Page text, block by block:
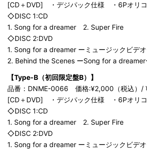
[CD＋DVD] ・デジパック仕様 ・6Pオリコ
◇DISC 1:CD
1. Song for a dreamer 2. Super Fire
◇DISC 2:DVD
1. Song for a dreamer ーミュージックビデ
2. Behind the Scenes ーSong for a dreamer
【Type-B（初回限定盤B）】
品番：DNME-0066 価格:¥2,000（税込）/
[CD＋DVD] ・デジパック仕様 ・6Pオリコ
◇DISC 1:CD
1. Song for a dreamer 2. Super Fire
◇DISC 2:DVD
1. Song for a dreamer ーミュージックビデ